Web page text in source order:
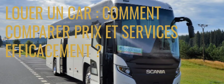
LOUER UN CAR : COMMENT
COMPARER PRIX ET SERVICES
EFFICACEMENT ?